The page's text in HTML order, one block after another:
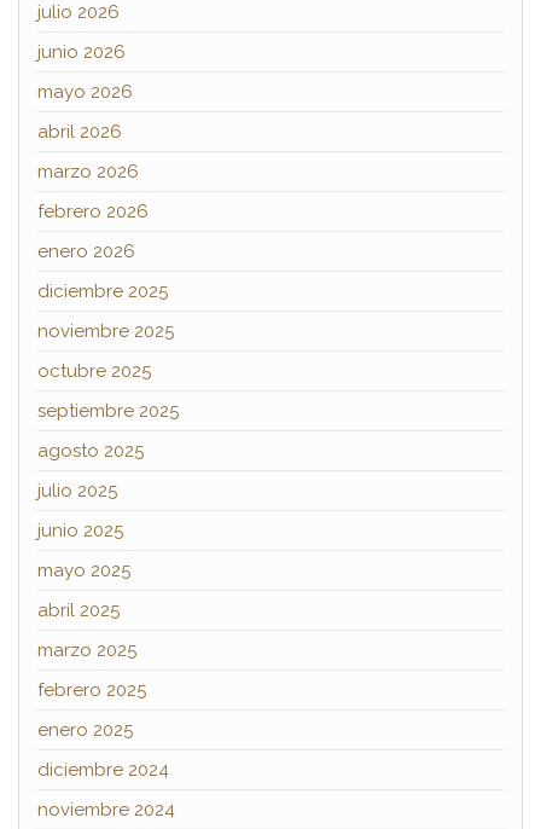
julio 2026
junio 2026
mayo 2026
abril 2026
marzo 2026
febrero 2026
enero 2026
diciembre 2025
noviembre 2025
octubre 2025
septiembre 2025
agosto 2025
julio 2025
junio 2025
mayo 2025
abril 2025
marzo 2025
febrero 2025
enero 2025
diciembre 2024
noviembre 2024